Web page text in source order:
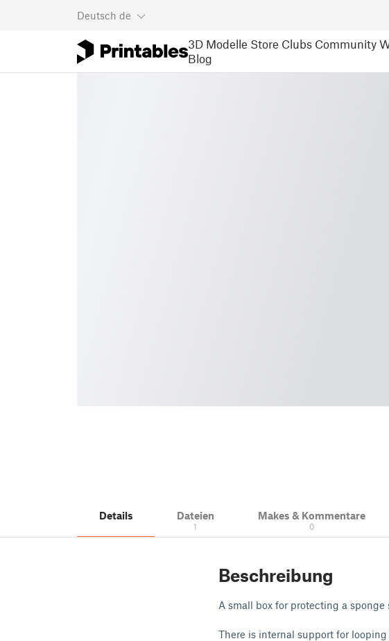
Deutsch de
3D Modelle Store Clubs Community
Blog
Details Dateien
1
Makes & Kommentare
0
Beschreibung
A small box for protecting a
There is internal support for